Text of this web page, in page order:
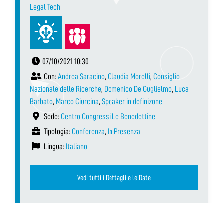
Legal Tech
07/10/2021 10:30
Con: Andrea Saracino, Claudia Morelli, Consiglio
Nazionale delle Ricerche, Domenico De Guglielmo, Luca
Barbato, Marco Ciurcina, Speaker in definizone
Sede: Centro Congressi Le Benedettine
Tipologia: Conferenza, In Presenza
Lingua: Italiano
Vedi tutti i Dettagli e le Date